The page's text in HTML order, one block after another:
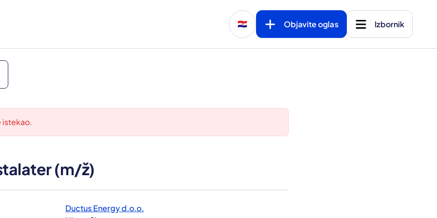
🇭🇷 Objavite oglas Izbornik
istekao.
(m/ž)
Ductus Energy d.o.o.